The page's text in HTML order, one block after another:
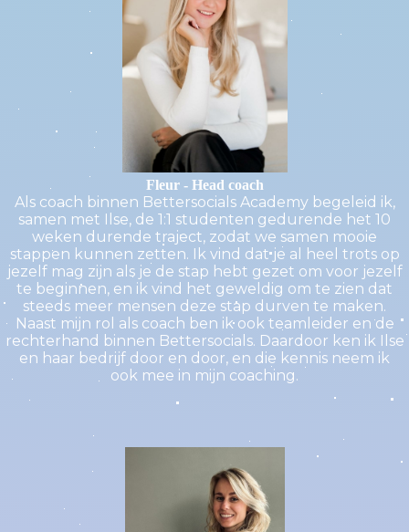
Fleur - Head coach
Als coach binnen Bettersocials Academy begeleid ik,
samen met Ilse, de 1:1 studenten gedurende het 10
weken durende traject, zodat we samen mooie
stappen kunnen zetten. Ik vind dat je al heel trots op
jezelf mag zijn als je de stap hebt gezet om voor jezelf
te beginnen, en ik vind het geweldig om te zien dat
steeds meer mensen deze stap durven te maken.
Naast mijn rol als coach ben ik ook teamleider en de
rechterhand binnen Bettersocials. Daardoor ken ik Ilse
en haar bedrijf door en door, en die kennis neem ik
ook mee in mijn coaching.